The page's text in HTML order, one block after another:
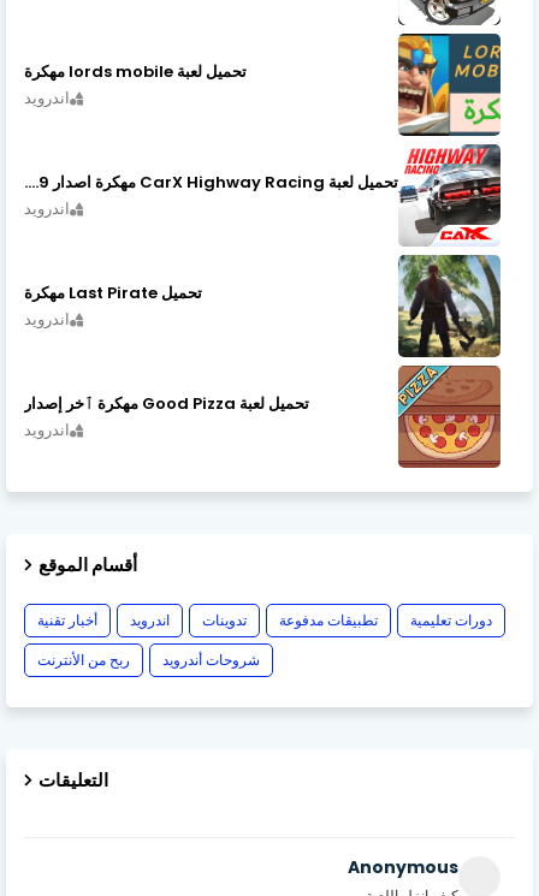
تحميل لعبة lords mobile مهكرة
اندرويد
تحميل لعبة CarX Highway Racing مهكرة اصدار v1.74.9
اندرويد
تحميل Last Pirate مهكرة
اندرويد
تحميل لعبة Good Pizza مهكرة ٱخر إصدار
اندرويد
أقسام الموقع
أخبار تقنية اندرويد تدوينات تطبيقات مدفوعة
دورات تعليمية
ربح من الأنترنت
شروحات أندرويد
التعليقات
Anonymous